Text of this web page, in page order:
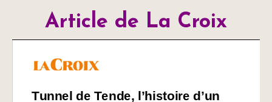
Article de La Croix